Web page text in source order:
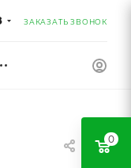
ЗАКАЗАТЬ ЗВОНОК
0